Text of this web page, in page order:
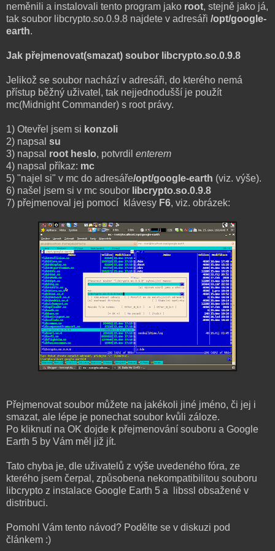
neměnili a instalovali tento program jako root, stejně jako já,
tak soubor libcrypto.so.0.9.8 najdete v adresáři /opt/google-
earth.
Jak přejmenovat(smazat) soubor libcrypto.so.0.9.8
Jelikož se soubor nachází v adresáři, do kterého nemá
přístup běžný uživatel, tak nejjednodušší je použít
mc(Midnight Commander) s root právy.
1) Otevřel jsem si konzoli
2) napsal su
3) napsal root heslo, potvrdil enterem
4) napsal příkaz: mc
5) "najel si" v mc do adresáře/opt/google-earth (viz. výše).
6) našel jsem si v mc soubor libcrypto.so.0.9.8
7) přejmenoval jej pomocí klávesy F6, viz. obrázek:
Přejmenovat soubor můžete na jakékoli jiné jméno, či jej i
smazat, ale lépe je ponechat soubor kvůli záloze.
Po kliknutí na OK dojde k přejmenování souboru a Google
Earth 5 by Vám měl již jít.
Tato chyba je, dle uživatelů z výše uvedeného fóra, ze
kterého jsem čerpal, způsobena nekompatibilitou souboru
libcrypto z instalace Google Earth 5 a libssl obsažené v
distribuci.
Pomohl Vám tento návod? Podělte se v diskuzi pod
článkem :)